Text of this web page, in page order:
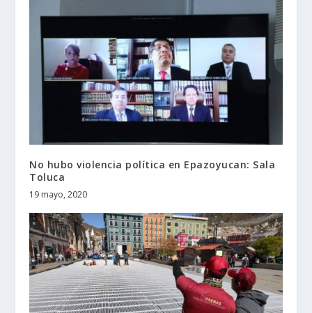
No hubo violencia política en Epazoyucan: Sala
Toluca
19 mayo, 2020